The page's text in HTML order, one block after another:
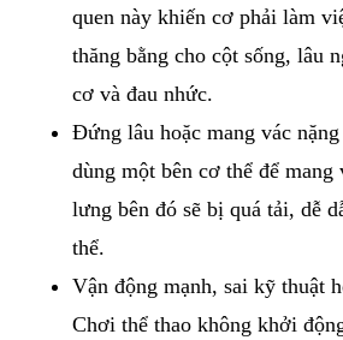
quen này khiến cơ phải làm
thăng bằng cho cột sống, lâu
cơ và đau nhức.
Đứng lâu hoặc mang vác
dùng một bên cơ thể để
lưng bên đó sẽ bị quá tải, dễ
thể.
Vận động mạnh, sai kỹ thuật
Chơi thể thao không khởi